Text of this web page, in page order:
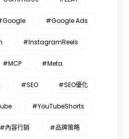
#Google Ads
#InstagramReels
#MCP #Meta
#SEO #SEO優化
#YouTubeShorts
#內容行銷 #品牌策略